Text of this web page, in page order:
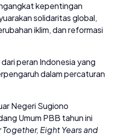
kepentingan
solidaritas global,
iklim, dan reformasi
peran Indonesia yang
dalam percaturan
Negeri Sugiono
Umum PBB tahun ini
Eight Years and